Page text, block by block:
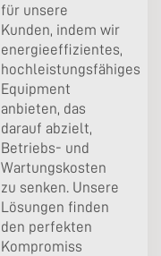
für unsere
Kunden, indem wir
energieeffizientes,
hochleistungsfähiges
Equipment
anbieten, das
darauf abzielt,
Betriebs- und
Wartungskosten
zu senken. Unsere
Lösungen finden
den perfekten
Kompromiss